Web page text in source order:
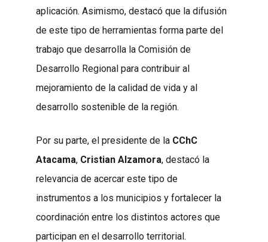
aplicación. Asimismo, destacó que la difusión
de este tipo de herramientas forma parte del
trabajo que desarrolla la Comisión de
Desarrollo Regional para contribuir al
mejoramiento de la calidad de vida y al
desarrollo sostenible de la región.
Por su parte, el presidente de la CChC
Atacama, Cristian Alzamora, destacó la
relevancia de acercar este tipo de
instrumentos a los municipios y fortalecer la
coordinación entre los distintos actores que
participan en el desarrollo territorial.